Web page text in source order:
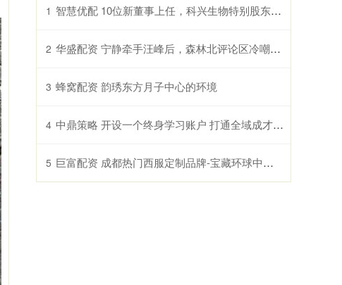
1 智慧优配 10位新董事上任，科兴生物特别股东大会通过赛富议案
2 华盛配资 宁静牵手汪峰后，森林北评论区冷嘲热讽_网友_情感_女友
3 蜂窝配资 韵琇东方月子中心的环境
4 中鼎策略 开设一个终身学习账户 打通全域成才之路
5 巨富配资 成都热门西服定制品牌-宝藏环球中心店-探店分享_面料_西装_场合